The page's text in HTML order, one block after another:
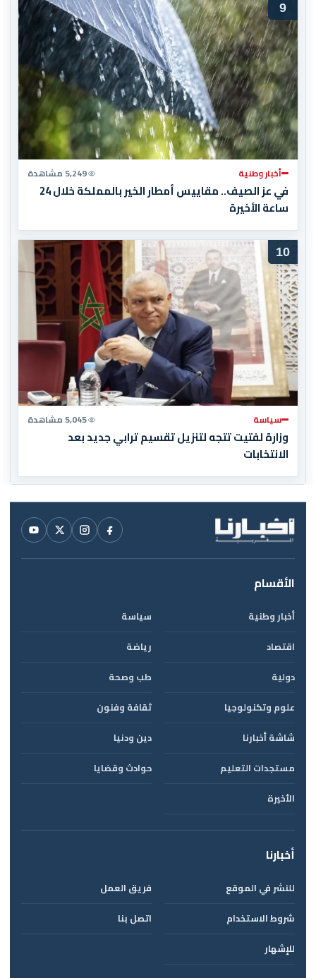
9
أخبار وطنية 5,249 مشاهدة
في عز الصيف.. مقاييس أمطار الخير بالمملكة خلال 24
ساعة الأخيرة
10
سياسة 5,045 مشاهدة
وزارة لفتيت تتجه لتنزيل تقسيم ترابي جديد بعد
الانتخابات
الأقسام
أخبار وطنية
سياسة
اقتصاد
رياضة
دولية
طب وصحة
علوم وتكنولوجيا
ثقافة وفنون
شاشة أخبارنا
دين ودنيا
مستجدات التعليم
حوادث وقضايا
الأخيرة
أخبارنا
للنشر في الموقع
فريق العمل
شروط الاستخدام
اتصل بنا
للإشهار